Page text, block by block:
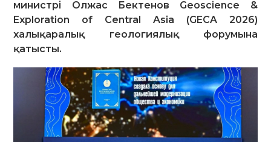
министрі Олжас Бектенов Geoscience &
Exploration of Central Asia (GECA 2026)
халықаралық геологиялық форумына
қатысты.